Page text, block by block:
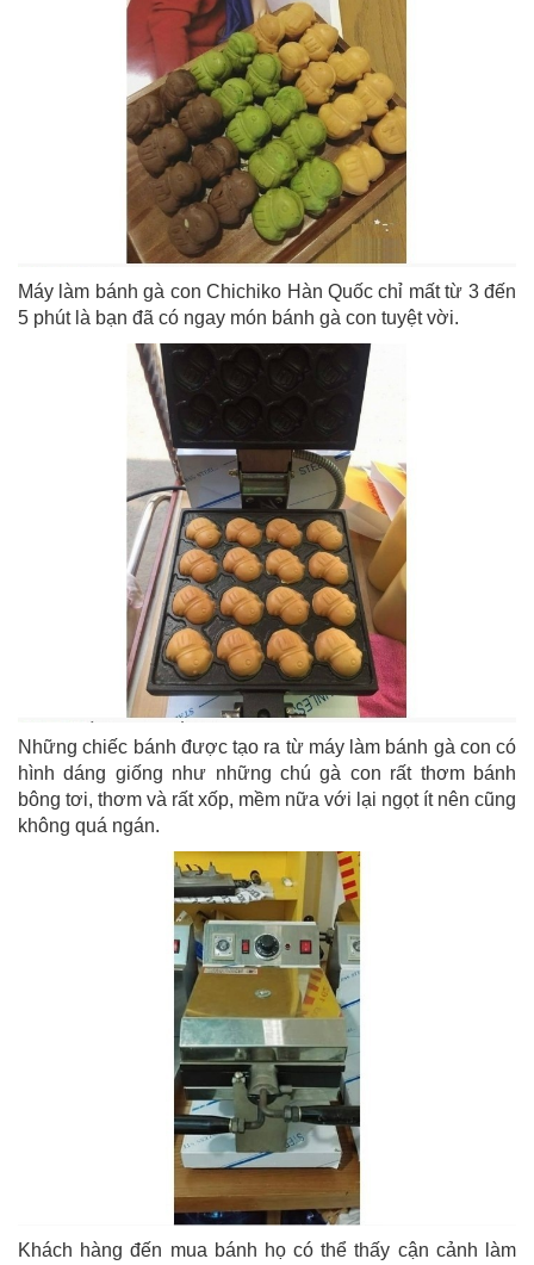
Máy làm bánh gà con Chichiko Hàn Quốc chỉ mất từ 3 đến
5 phút là bạn đã có ngay món bánh gà con tuyệt vời.
Những chiếc bánh được tạo ra từ máy làm bánh gà con có
hình dáng giống như những chú gà con rất thơm bánh
bông tơi, thơm và rất xốp, mềm nữa với lại ngọt ít nên cũng
không quá ngán.
Khách hàng đến mua bánh họ có thể thấy cận cảnh làm